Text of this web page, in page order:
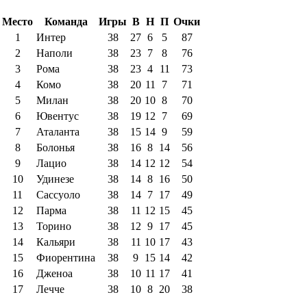
Место Команда Игры В Н П Очки
1
Интер 38 27 6 5
87
2
Наполи 38 23 7 8
76
3
Рома 38 23 4 11
73
4
Комо 38 20 11 7
71
5
Милан 38 20 10 8
70
6
Ювентус 38 19 12 7
69
7
Аталанта 38 15 14 9
59
8
Болонья 38 16 8 14
56
9
Лацио 38 14 12 12
54
10
Удинезе 38 14 8 16
50
11
Сассуоло 38 14 7 17
49
12
Парма 38 11 12 15
45
13
Торино 38 12 9 17
45
14
Кальяри 38 11 10 17
43
15
Фиорентина 38 9 15 14
42
16
Дженоа 38 10 11 17
41
17
Лечче 38 10 8 20
38